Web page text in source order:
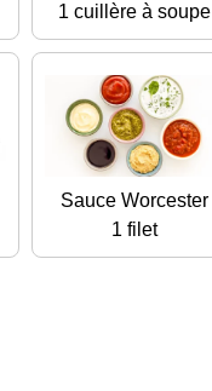
1 cuillère à soupe
Sauce Worcester
1 filet